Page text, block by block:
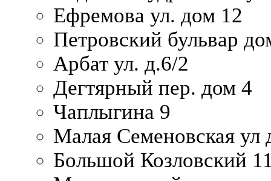
Ефремова ул. дом 12
Петровский бульвар
Арбат ул. д.6/2
Дегтярный пер. дом 4
Чаплыгина 9
Малая Семеновская ул
Большой Козловский